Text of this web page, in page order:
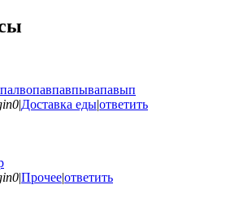
|Доставка еды|ответить
|Прочее|ответить